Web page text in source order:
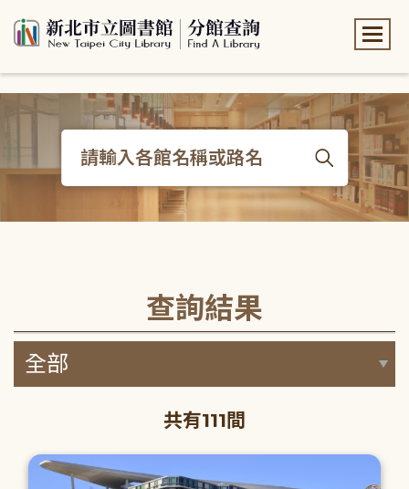
查詢結果
共有111間